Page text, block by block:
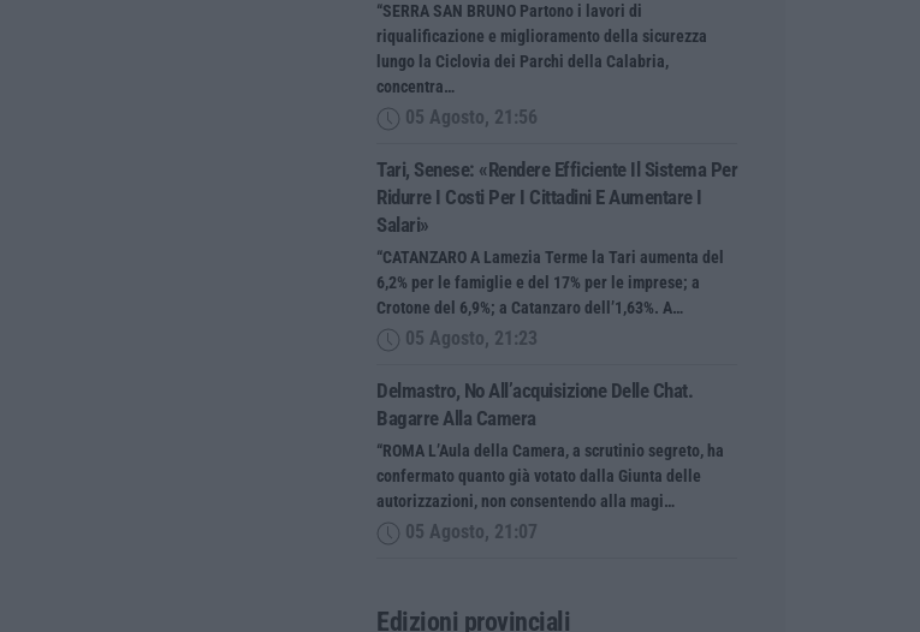
“SERRA SAN BRUNO Partono i lavori di
riqualificazione e miglioramento della sicurezza
lungo la Ciclovia dei Parchi della Calabria,
concentra…
05 Agosto, 21:56
Tari, Senese: «Rendere Efficiente Il Sistema Per
Ridurre I Costi Per I Cittadini E Aumentare I
Salari»
“CATANZARO A Lamezia Terme la Tari aumenta del
6,2% per le famiglie e del 17% per le imprese; a
Crotone del 6,9%; a Catanzaro dell’1,63%. A…
05 Agosto, 21:23
Delmastro, No All’acquisizione Delle Chat.
Bagarre Alla Camera
“ROMA L’Aula della Camera, a scrutinio segreto, ha
confermato quanto già votato dalla Giunta delle
autorizzazioni, non consentendo alla magi…
05 Agosto, 21:07
Edizioni provinciali